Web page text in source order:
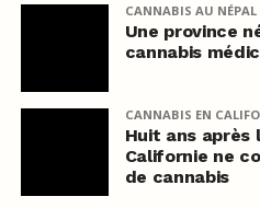
CANNABIS AU NÉPAL
Une province
cannabis
CANNABIS EN
Huit ans après
Californie ne
de cannabis